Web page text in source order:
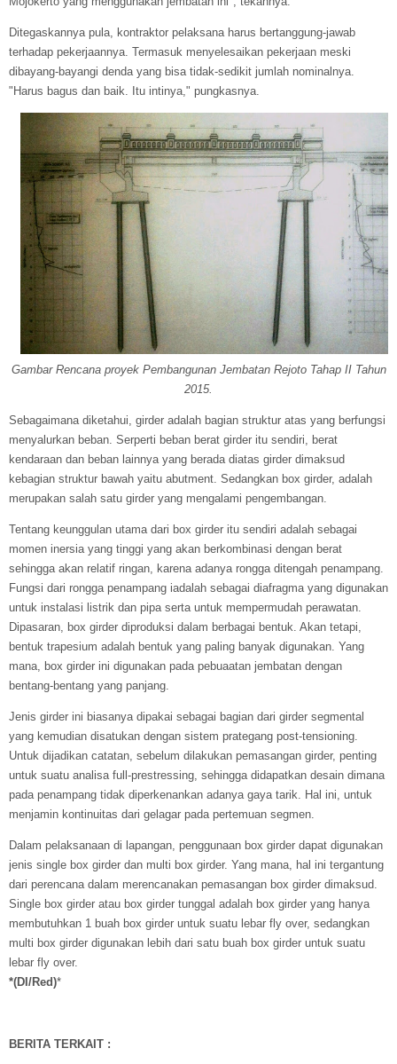
Ditegaskannya pula, kontraktor pelaksana harus bertanggung-jawab
terhadap pekerjaannya. Termasuk menyelesaikan pekerjaan meski
dibayang-bayangi denda yang bisa tidak-sedikit jumlah nominalnya.
"Harus bagus dan baik. Itu intinya," pungkasnya.
Gambar Rencana proyek Pembangunan Jembatan Rejoto Tahap II Tahun
2015.
Sebagaimana diketahui, girder adalah bagian struktur atas yang berfungsi
menyalurkan beban. Serperti beban berat girder itu sendiri, berat
kendaraan dan beban lainnya yang berada diatas girder dimaksud
kebagian struktur bawah yaitu abutment. Sedangkan box girder, adalah
merupakan salah satu girder yang mengalami pengembangan.
Tentang keunggulan utama dari box girder itu sendiri adalah sebagai
momen inersia yang tinggi yang akan berkombinasi dengan berat
sehingga akan relatif ringan, karena adanya rongga ditengah penampang.
Fungsi dari rongga penampang iadalah sebagai diafragma yang digunakan
untuk instalasi listrik dan pipa serta untuk mempermudah perawatan.
Dipasaran, box girder diproduksi dalam berbagai bentuk. Akan tetapi,
bentuk trapesium adalah bentuk yang paling banyak digunakan. Yang
mana, box girder ini digunakan pada pebuaatan jembatan dengan
bentang-bentang yang panjang.
Jenis girder ini biasanya dipakai sebagai bagian dari girder segmental
yang kemudian disatukan dengan sistem prategang post-tensioning.
Untuk dijadikan catatan, sebelum dilakukan pemasangan girder, penting
untuk suatu analisa full-prestressing, sehingga didapatkan desain dimana
pada penampang tidak diperkenankan adanya gaya tarik. Hal ini, untuk
menjamin kontinuitas dari gelagar pada pertemuan segmen.
Dalam pelaksanaan di lapangan, penggunaan box girder dapat digunakan
jenis single box girder dan multi box girder. Yang mana, hal ini tergantung
dari perencana dalam merencanakan pemasangan box girder dimaksud.
Single box girder atau box girder tunggal adalah box girder yang hanya
membutuhkan 1 buah box girder untuk suatu lebar fly over, sedangkan
multi box girder digunakan lebih dari satu buah box girder untuk suatu
lebar fly over.
*(DI/Red)*
BERITA TERKAIT :